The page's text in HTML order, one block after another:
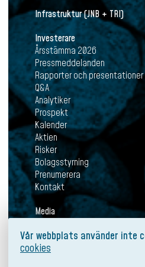
Infrastruktur (JNB + TRI)
Investerare
Årsstämma 2026
Pressmeddelanden
Rapporter och presentationer
Q&A
Analytiker
Prospekt
Kalender
Aktien
Risker
Bolagsstyrning
Prenumerera
Kontakt
Media
Pressmeddelanden
Mediabank
Vår webbplats använder inte
cookies